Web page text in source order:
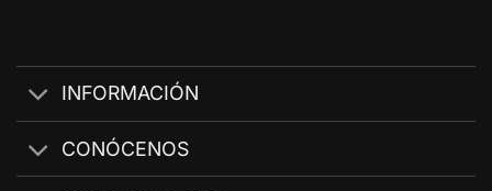
INFORMACIÓN
CONÓCENOS